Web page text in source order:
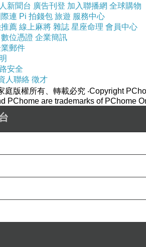
新聞台 廣告刊登 加入聯播網 全球購物
際連 Pi 拍錢包 旅遊 服務中心
薦 線上麻將 雜誌 星座命理 會員中心
數位憑證 企業簡訊
郵件
安全
人聯絡 徵才
庭版權所有、轉載必究 ‧Copyright
PChome are trademarks of PChome